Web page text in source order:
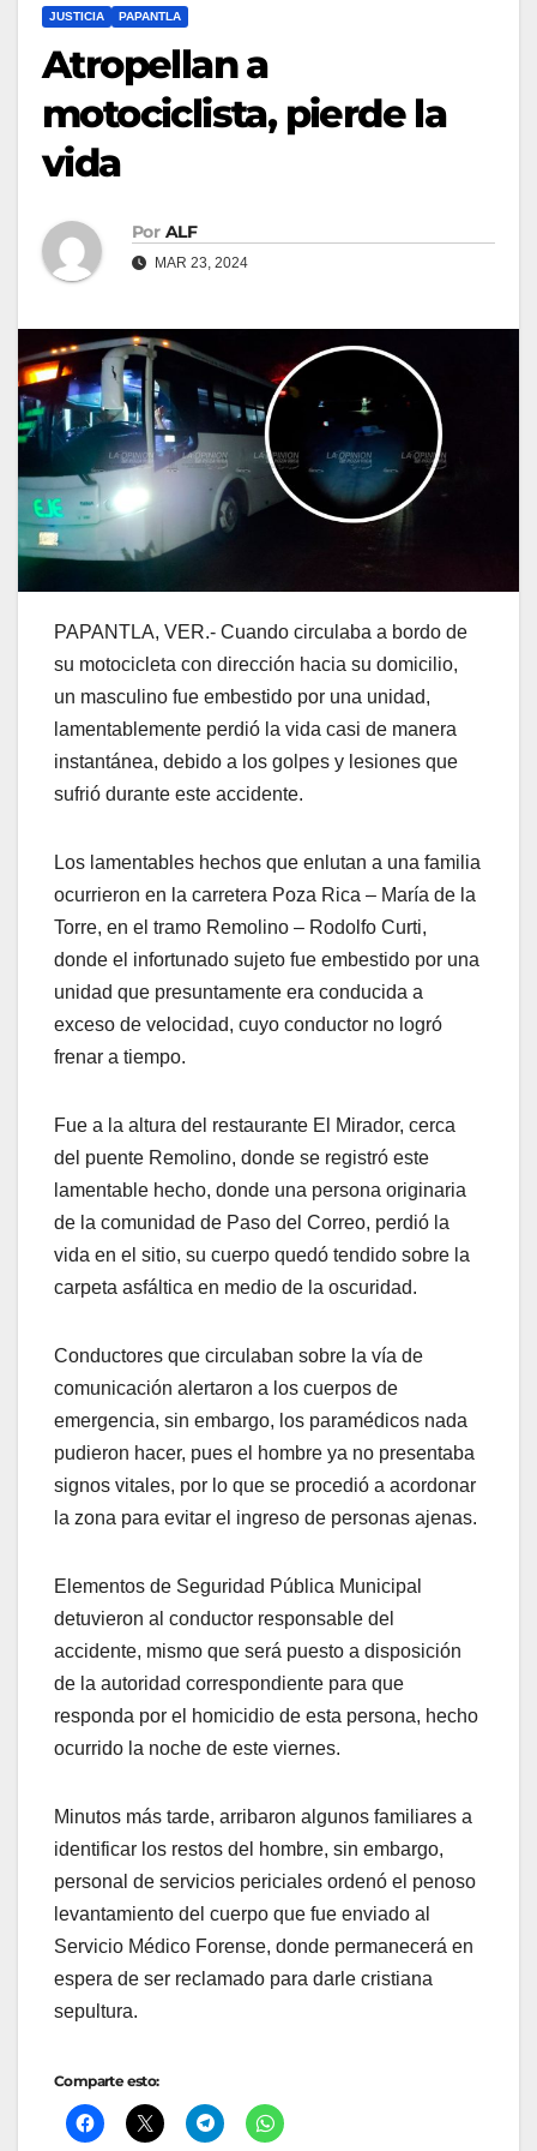
JUSTICIA PAPANTLA
Atropellan a
motociclista, pierde la
vida
Por ALF
MAR 23, 2024
PAPANTLA, VER.- Cuando circulaba a bordo de
su motocicleta con dirección hacia su domicilio,
un masculino fue embestido por una unidad,
lamentablemente perdió la vida casi de manera
instantánea, debido a los golpes y lesiones que
sufrió durante este accidente.
Los lamentables hechos que enlutan a una familia
ocurrieron en la carretera Poza Rica – María de la
Torre, en el tramo Remolino – Rodolfo Curti,
donde el infortunado sujeto fue embestido por una
unidad que presuntamente era conducida a
exceso de velocidad, cuyo conductor no logró
frenar a tiempo.
Fue a la altura del restaurante El Mirador, cerca
del puente Remolino, donde se registró este
lamentable hecho, donde una persona originaria
de la comunidad de Paso del Correo, perdió la
vida en el sitio, su cuerpo quedó tendido sobre la
carpeta asfáltica en medio de la oscuridad.
Conductores que circulaban sobre la vía de
comunicación alertaron a los cuerpos de
emergencia, sin embargo, los paramédicos nada
pudieron hacer, pues el hombre ya no presentaba
signos vitales, por lo que se procedió a acordonar
la zona para evitar el ingreso de personas ajenas.
Elementos de Seguridad Pública Municipal
detuvieron al conductor responsable del
accidente, mismo que será puesto a disposición
de la autoridad correspondiente para que
responda por el homicidio de esta persona, hecho
ocurrido la noche de este viernes.
Minutos más tarde, arribaron algunos familiares a
identificar los restos del hombre, sin embargo,
personal de servicios periciales ordenó el penoso
levantamiento del cuerpo que fue enviado al
Servicio Médico Forense, donde permanecerá en
espera de ser reclamado para darle cristiana
sepultura.
Comparte esto: